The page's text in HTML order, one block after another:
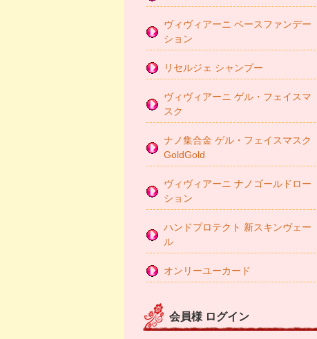
ヴィヴィアーニ ベースファンデー
ション
リセルジェ シャンプー
ヴィヴィアーニ ゲル・フェイスマ
スク
ナノ集合金 ゲル・フェイスマスク
GoldGold
ヴィヴィアーニ ナノゴールドロー
ション
ハンドプロテクト 新スキンヴェー
ル
オンリーユーカード
会員様 ログイン